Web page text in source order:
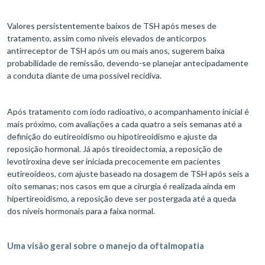
Valores persistentemente baixos de TSH após meses de
tratamento, assim como níveis elevados de anticorpos
antirreceptor de TSH após um ou mais anos, sugerem baixa
probabilidade de remissão, devendo-se planejar antecipadamente
a conduta diante de uma possível recidiva.
Após tratamento com iodo radioativo, o acompanhamento inicial é
mais próximo, com avaliações a cada quatro a seis semanas até a
definição do eutireoidismo ou hipotireoidismo e ajuste da
reposição hormonal. Já após tireoidectomia, a reposição de
levotiroxina deve ser iniciada precocemente em pacientes
eutireoideos, com ajuste baseado na dosagem de TSH após seis a
oito semanas; nos casos em que a cirurgia é realizada ainda em
hipertireoidismo, a reposição deve ser postergada até a queda
dos níveis hormonais para a faixa normal.
Uma visão geral sobre o manejo da oftalmopatia